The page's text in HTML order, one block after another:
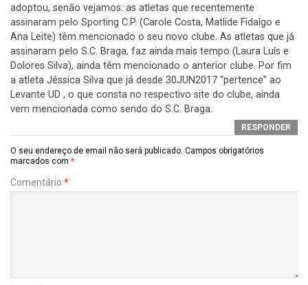
adoptou, senão vejamos: as atletas que recentemente
assinaram pelo Sporting C.P. (Carole Costa, Matlide Fidalgo e
Ana Leite) têm mencionado o seu novo clube. As atletas que já
assinaram pelo S.C. Braga, faz ainda mais tempo (Laura Luís e
Dolores Silva), ainda têm mencionado o anterior clube. Por fim
a atleta Jéssica Silva que já desde 30JUN2017 “pertence” ao
Levante UD , o que consta no respectivo site do clube, ainda
vem mencionada como sendo do S.C. Braga.
RESPONDER
O seu endereço de email não será publicado. Campos obrigatórios
marcados com *
Comentário *